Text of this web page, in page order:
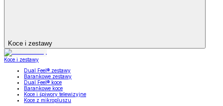
Koce i zestawy
Koce i zestawy
Dual Feel® zestawy
Barankowe zestawy
Dual Feel® koce
Barankowe koce
Koce i śpiwory telewizyjne
Koce z mikropluszu